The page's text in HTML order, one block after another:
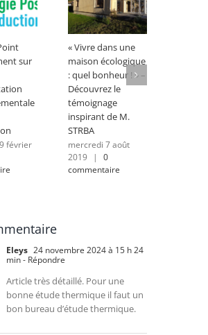
sur
février
« Vivre dans une
maison écologique
: quel bonheur ! » –
Découvrez le
témoignage
inspirant de M.
STRBA
mercredi 7 août
2019
|
0
commentaire
Eleys 24 novembre 2024 à 15 h 24
min- Répondre
Article très détaillé. Pour une
bonne étude thermique il faut un
bon bureau d’étude thermique.